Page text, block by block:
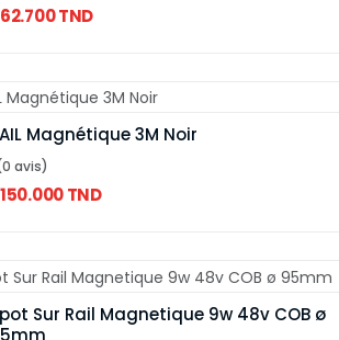
62.700 TND
Magnétique 3M Noir
avis)
150.000 TND
Sur Rail Magnetique 9w 48v COB ø